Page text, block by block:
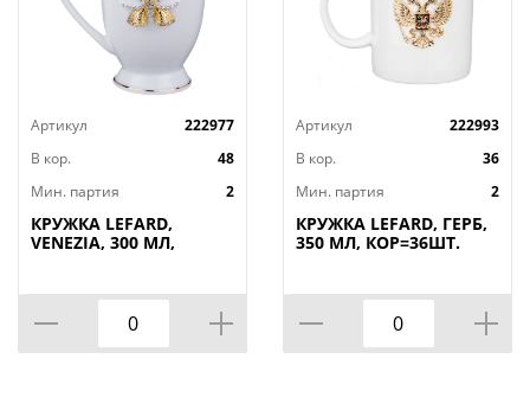
контакта с пищевыми продуктами. Можно ставить в
микроволновую печь, мыть в посудомоечной
Артикул
222977
В кор.
48
Мин. партия
2
КРУЖКА LEFARD,
VENEZIA, 300 МЛ,
Артикул
222993
В кор.
36
Мин. партия
2
КРУЖКА LEFARD, ГЕРБ,
350 МЛ, КОР=36ШТ.